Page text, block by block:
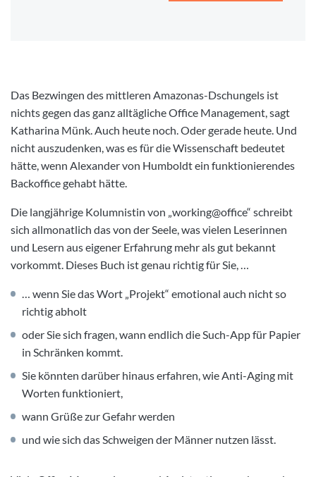
Das Bezwingen des mittleren Amazonas-Dschungels ist
nichts gegen das ganz alltägliche Office Management, sagt
Katharina Münk. Auch heute noch. Oder gerade heute. Und
nicht auszudenken, was es für die Wissenschaft bedeutet
hätte, wenn Alexander von Humboldt ein funktionierendes
Backoffice gehabt hätte.
Die langjährige Kolumnistin von „working@office“ schreibt
sich allmonatlich das von der Seele, was vielen Leserinnen
und Lesern aus eigener Erfahrung mehr als gut bekannt
vorkommt. Dieses Buch ist genau richtig für Sie, …
… wenn Sie das Wort „Projekt“ emotional auch nicht so
richtig abholt
oder Sie sich fragen, wann endlich die Such-App für Papier
in Schränken kommt.
Sie könnten darüber hinaus erfahren, wie Anti-Aging mit
Worten funktioniert,
wann Grüße zur Gefahr werden
und wie sich das Schweigen der Männer nutzen lässt.